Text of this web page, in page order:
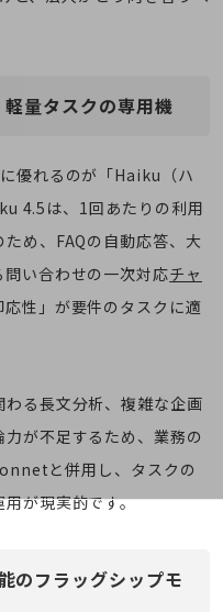
量タスクの専用機
優れるのが「Haiku（ハ
4.5は、1回あたりの利用
め、FAQの自動応答、大
い合わせの一次対応チャ
性」が要件のタスクに適
る長文分析、複雑な企画
が不足するため、業務の
と併用し、タスクの
が現実的です。
フラッグシップモ